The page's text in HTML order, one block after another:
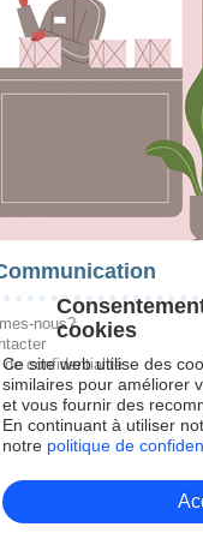
nous?
de confidentialité
cookies
Ce site web utilise des
similaires pour améliorer
et vous fournir des
En continuant à utiliser
notre politique de